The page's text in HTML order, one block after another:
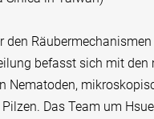
den
befasst sich mit den
Nematoden,
Das Team um